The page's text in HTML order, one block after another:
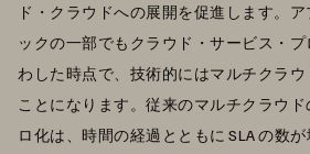
ド・クラウドへの展開を促進します。
ックの一部でもクラウド・サービス・プ
わした時点で、技術的にはマルチクラ
ことになります。従来のマルチクラウ
ロ化は、時間の経過とともに SLA の数